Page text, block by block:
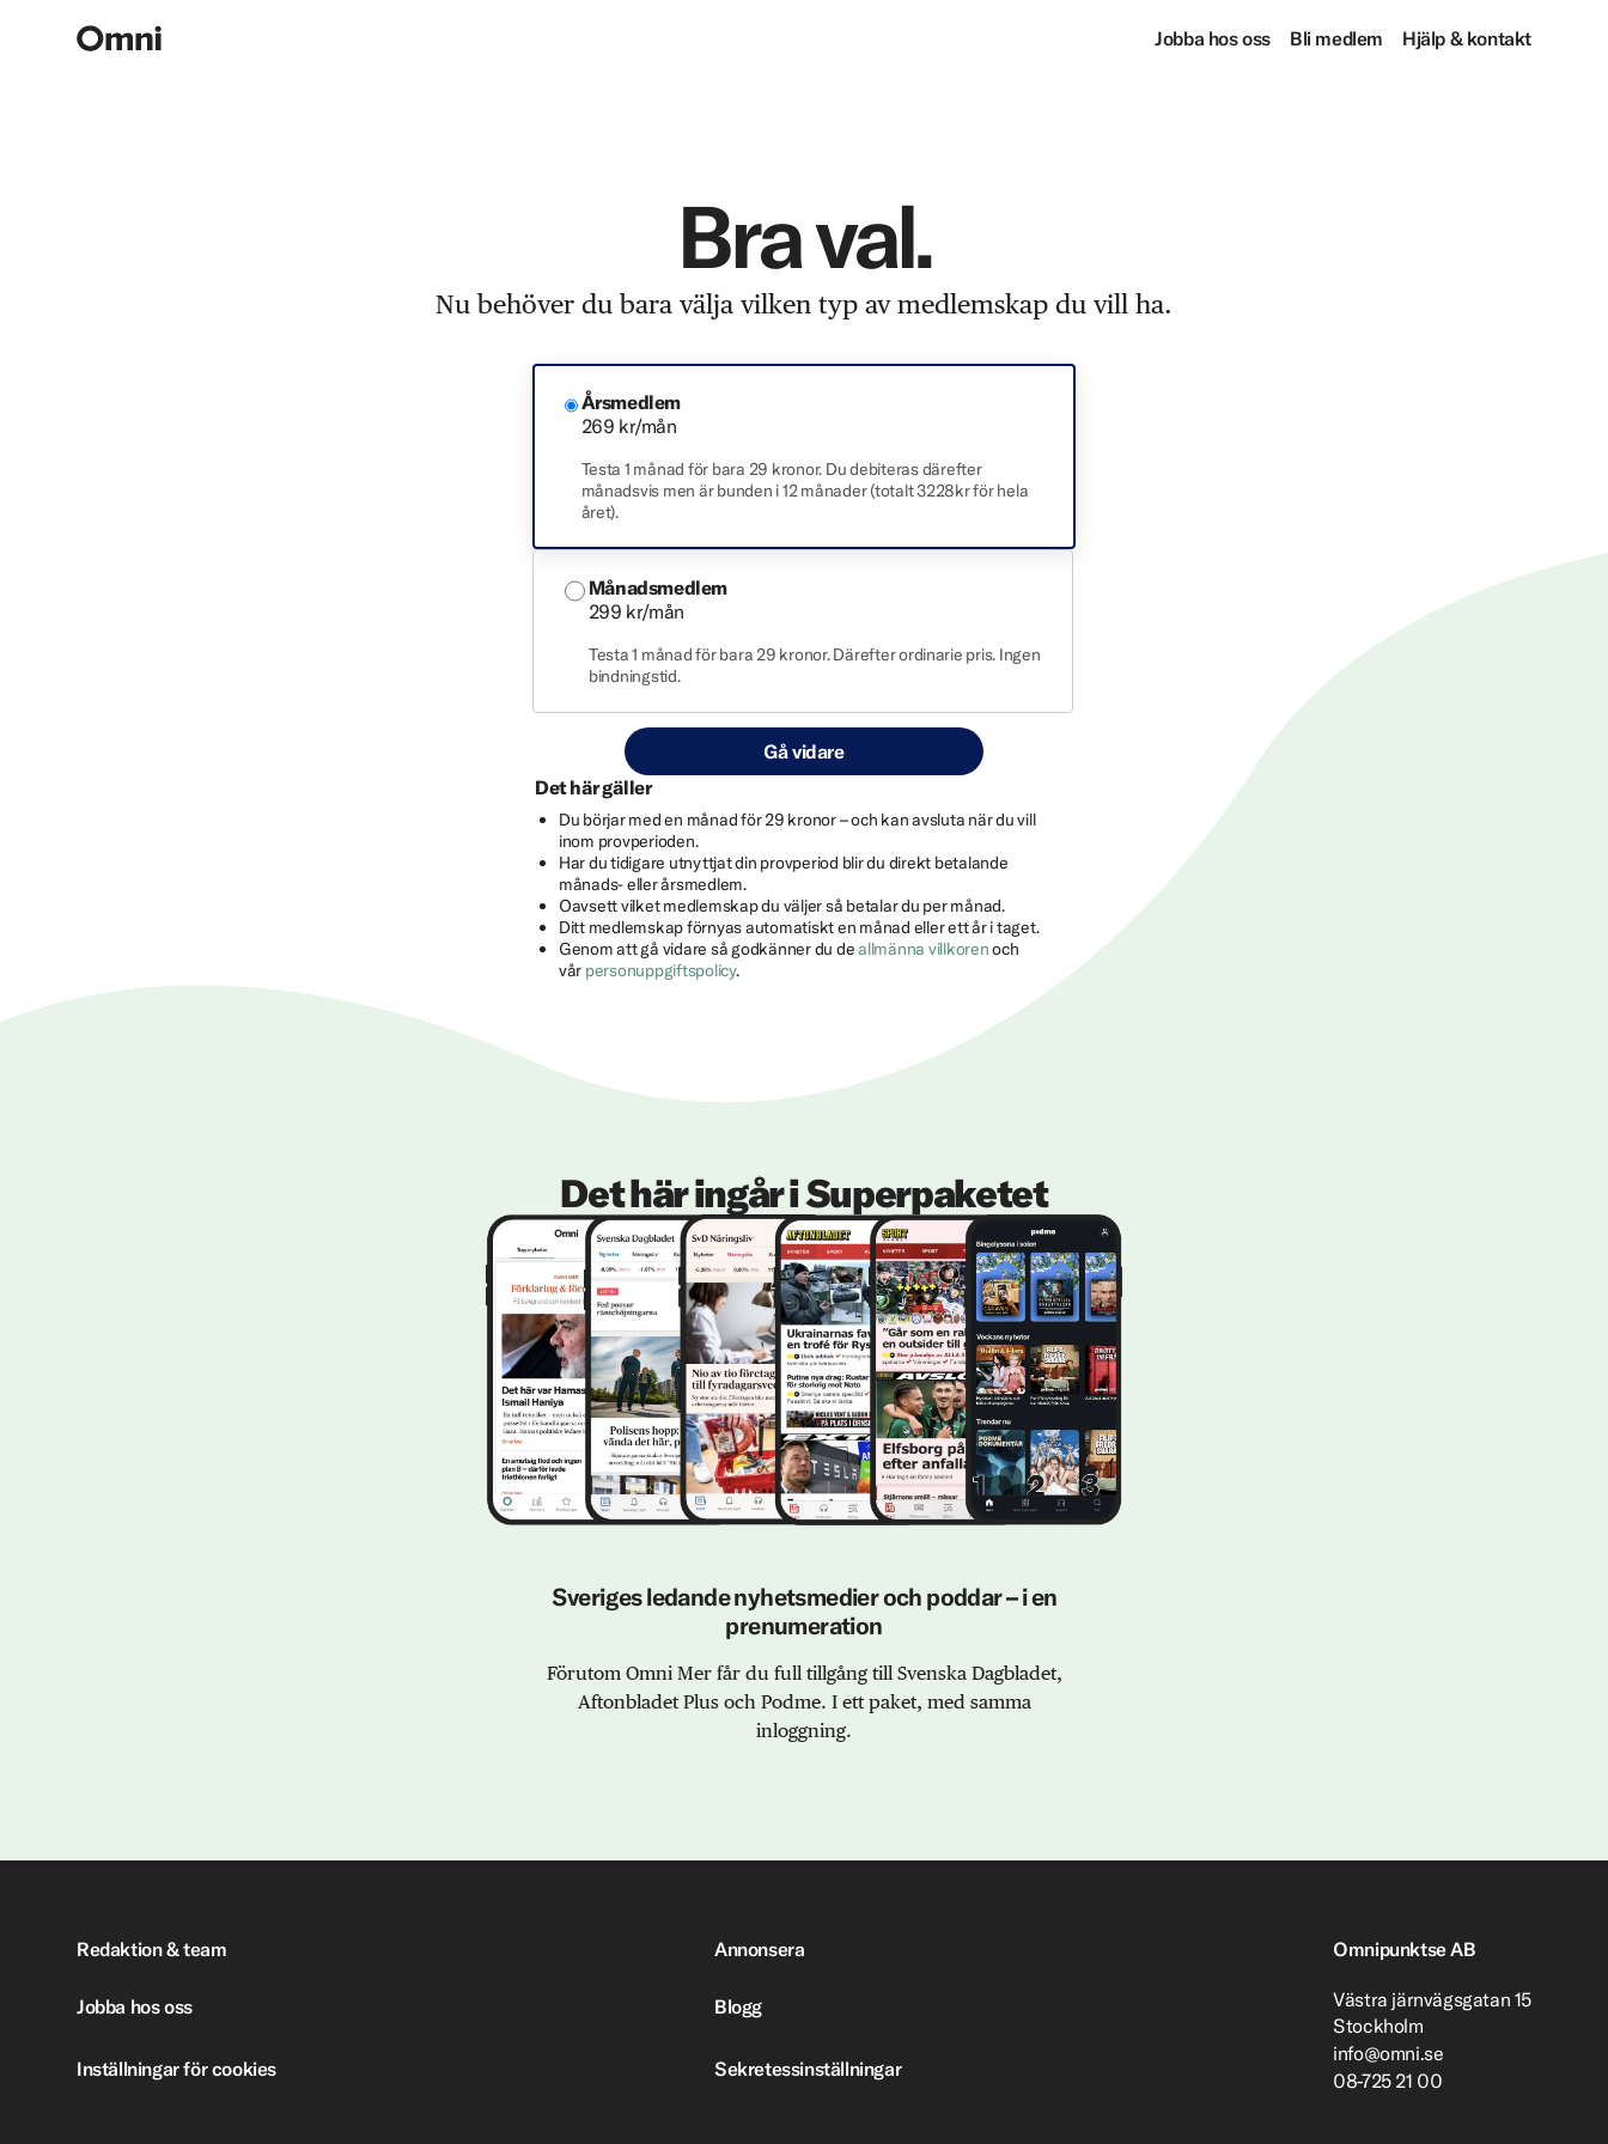
Jobba hos oss Bli medlem Hjälp & kontakt
Bra val.
Nu behöver du bara välja vilken typ av medlemskap du vill ha.
Årsmedlem
269 kr/mån
Testa 1 månad för bara 29 kronor. Du debiteras därefter
månadsvis men är bunden i 12 månader (totalt 3228kr för hela
året).
Månadsmedlem
299 kr/mån
Testa 1 månad för bara 29 kronor. Därefter ordinarie pris. Ingen
bindningstid.
Gå vidare
Det här gäller
Du börjar med en månad för 29 kronor – och kan avsluta när du vill
inom provperioden.
Har du tidigare utnyttjat din provperiod blir du direkt betalande
månads- eller årsmedlem.
Oavsett vilket medlemskap du väljer så betalar du per månad.
Ditt medlemskap förnyas automatiskt en månad eller ett år i taget.
Genom att gå vidare så godkänner du deallmänna villkorenoch
vår personuppgiftspolicy.
Det här ingår i Superpaketet
Sveriges ledande nyhetsmedier och poddar – i en
prenumeration
Förutom Omni Mer får du full tillgång till Svenska Dagbladet,
Aftonbladet Plus och Podme. I ett paket, med samma
inloggning.
Redaktion & team Annonsera
Jobba hos oss Blogg
Inställningar för cookies Sekretessinställningar
Omnipunktse AB
Västra järnvägsgatan 15
Stockholm
info@omni.se
08-725 21 00